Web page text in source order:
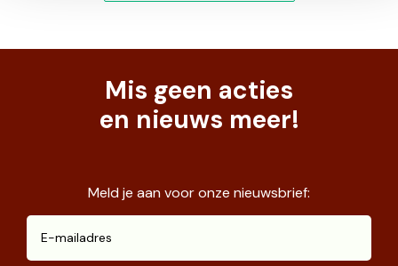
Mis geen acties
en nieuws meer!
Meld je aan voor onze nieuwsbrief: